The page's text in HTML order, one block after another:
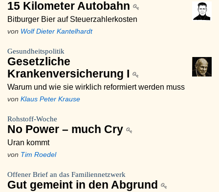
15 Kilometer Autobahn
Bitburger Bier auf Steuerzahlerkosten
von Wolf Dieter Kantelhardt
Gesundheitspolitik
Gesetzliche
Krankenversicherung I
Warum und wie sie wirklich reformiert werden muss
von Klaus Peter Krause
Rohstoff-Woche
No Power – much Cry
Uran kommt
von Tim Roedel
Offener Brief an das Familiennetzwerk
Gut gemeint in den Abgrund